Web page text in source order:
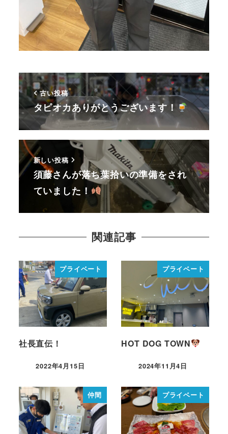
古い投稿
タピオカありがとうございます！
新しい投稿
須藤さんが落ち葉拾いの準備をされ
ていました！
関連記事
プライベート
社長直伝！
2022年4月15日
プライベート
HOT DOG TOWN
2024年11月4日
仲間 プライベート